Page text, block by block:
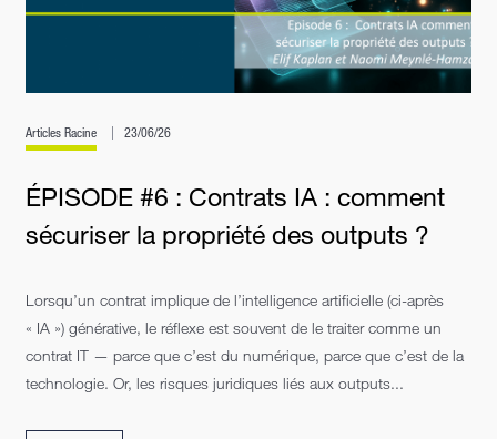
Articles Racine 23/06/26
ÉPISODE #6 : Contrats IA : comment
sécuriser la propriété des outputs ?
Lorsqu’un contrat implique de l’intelligence artificielle (ci-après
« IA ») générative, le réflexe est souvent de le traiter comme un
contrat IT — parce que c’est du numérique, parce que c’est de la
technologie. Or, les risques juridiques liés aux outputs...